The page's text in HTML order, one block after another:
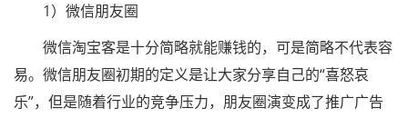
1）微信朋友圈
微信淘宝客是十分简略就能赚钱的，可是简略不代表容
易。微信朋友圈初期的定义是让大家分享自己的“喜怒哀
乐”，但是随着行业的竞争压力，朋友圈演变成了推广广告